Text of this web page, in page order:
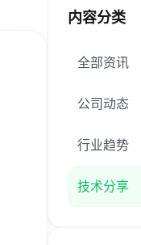
内容分类
全部资讯
公司动态
行业趋势
技术分享